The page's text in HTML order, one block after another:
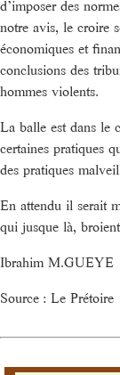
d’imposer des
notre avis, le croire
économiques et
conclusions des
hommes violents.
La balle est dans le
certaines pratiques
des pratiques
En attendu il serait
qui jusque là,
Ibrahim M.GUEYE
Source : Le Prétoire